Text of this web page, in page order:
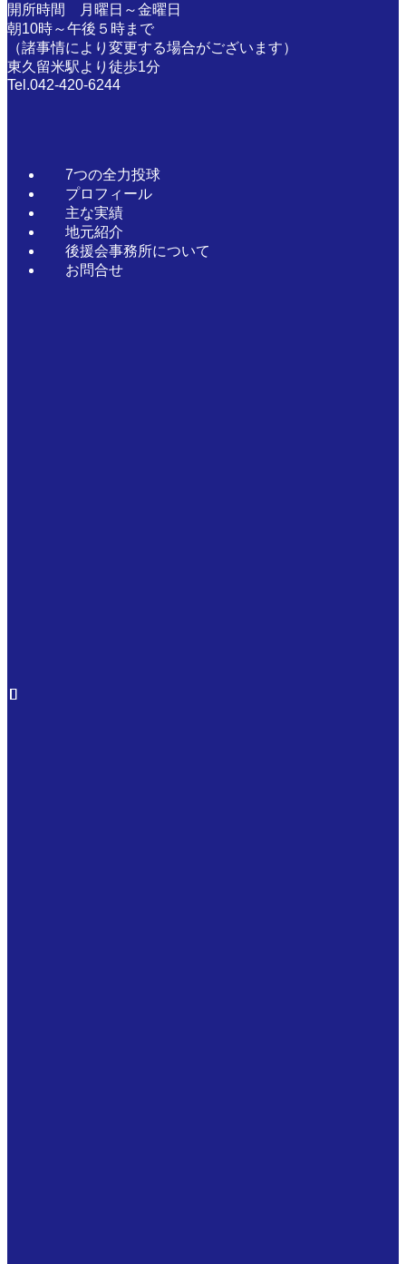
開所時間 月曜日～金曜日
朝10時～午後５時まで
（諸事情により変更する場合がございます）
東久留米駅より徒歩1分
Tel.042-420-6244
7つの全力投球
プロフィール
主な実績
地元紹介
後援会事務所について
お問合せ